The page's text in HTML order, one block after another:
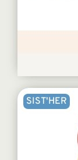
SIST'HER